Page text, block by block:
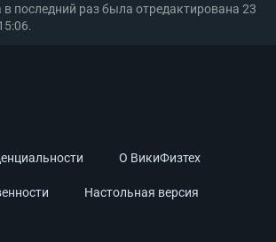
в последний раз была отредактирована 23
О ВикиФизтех
Настольная версия